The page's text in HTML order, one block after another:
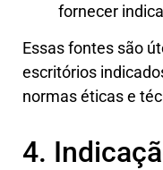
fornecer
Essas fontes são
escritórios
normas éticas e
4.